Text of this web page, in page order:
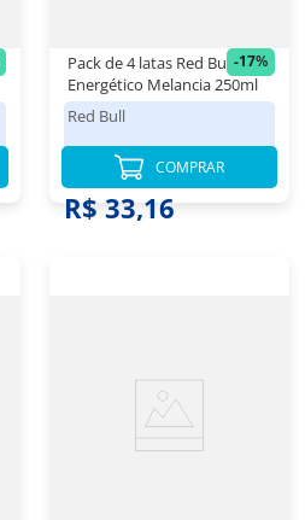
-17%
Pack de 4 latas Red Bull
Energético Melancia 250ml
Red Bull
R$ 39,98
R$ 33,16
COMPRAR